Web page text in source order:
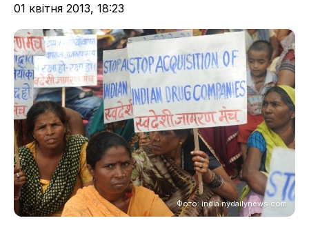
01 квітня 2013, 18:23
Фото: india.nydailynews.com